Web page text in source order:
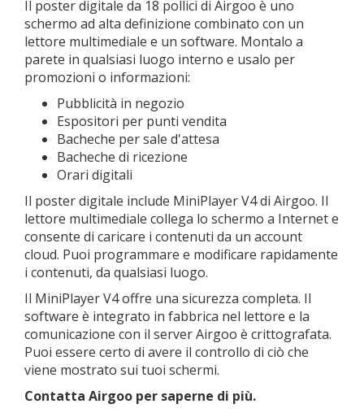
Il poster digitale da 18 pollici di Airgoo è uno
schermo ad alta definizione combinato con un
lettore multimediale e un software. Montalo a
parete in qualsiasi luogo interno e usalo per
promozioni o informazioni:
Pubblicità in negozio
Espositori per punti vendita
Bacheche per sale d'attesa
Bacheche di ricezione
Orari digitali
Il poster digitale include MiniPlayer V4 di Airgoo. Il
lettore multimediale collega lo schermo a Internet e
consente di caricare i contenuti da un account
cloud. Puoi programmare e modificare rapidamente
i contenuti, da qualsiasi luogo.
Il MiniPlayer V4 offre una sicurezza completa. Il
software è integrato in fabbrica nel lettore e la
comunicazione con il server Airgoo è crittografata.
Puoi essere certo di avere il controllo di ciò che
viene mostrato sui tuoi schermi.
Contatta Airgoo per saperne di più.